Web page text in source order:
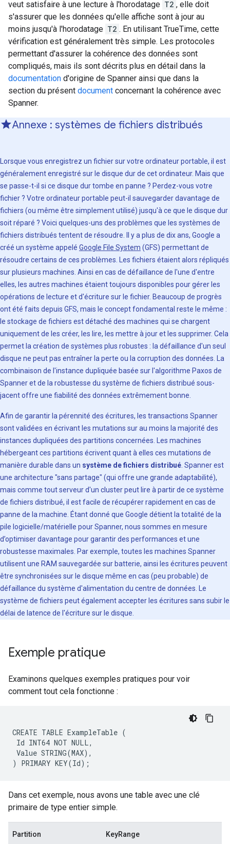
veut satisfaire à une lecture à l'horodatage T2 , elle doit
s'assurer que les données qu'elle affiche sont à jour au
moins jusqu'à l'horodatage T2 . En utilisant TrueTime, cette
vérification est généralement très simple. Les protocoles
permettant d'assurer la cohérence des données sont
compliqués, mais ils sont décrits plus en détail dans la
documentation d'origine de Spanner ainsi que dans la
section du présent document concernant la cohérence avec
Spanner.
Annexe : systèmes de fichiers distribués
Lorsque vous enregistrez un fichier sur votre ordinateur portable, il est
généralement enregistré sur le disque dur de cet ordinateur. Mais que
se passe-t-il si ce disque dur tombe en panne ? Perdez-vous votre
fichier ? Votre ordinateur portable peut-il sauvegarder davantage de
fichiers (ou même être simplement utilisé) jusqu'à ce que le disque dur
soit réparé ? Voici quelques-uns des problèmes que les systèmes de
fichiers distribués tentent de résoudre. Il y a plus de dix ans, Google a
créé un système appelé Google File System (GFS) permettant de
résoudre certains de ces problèmes. Les fichiers étaient alors répliqués
sur plusieurs machines. Ainsi en cas de défaillance de l'une d'entre
elles, les autres machines étaient toujours disponibles pour gérer les
opérations de lecture et d'écriture sur le fichier. Beaucoup de progrès
ont été faits depuis GFS, mais le concept fondamental reste le même :
le stockage de fichiers est détaché des machines qui se chargent
uniquement de les créer, les lire, les mettre à jour et les supprimer. Cela
permet la création de systèmes plus robustes : la défaillance d'un seul
disque ne peut pas entraîner la perte ou la corruption des données. La
combinaison de l'instance dupliquée basée sur l'algorithme Paxos de
Spanner et de la robustesse du système de fichiers distribué sous-
jacent offre une fiabilité des données extrêmement bonne.
Afin de garantir la pérennité des écritures, les transactions Spanner
sont validées en écrivant les mutations sur au moins la majorité des
instances dupliquées des partitions concernées. Les machines
hébergeant ces partitions écrivent quant à elles ces mutations de
manière durable dans un système de fichiers distribué . Spanner est
une architecture "sans partage" (qui offre une grande adaptabilité),
mais comme tout serveur d'un cluster peut lire à partir de ce système
de fichiers distribué, il est facile de récupérer rapidement en cas de
panne de la machine. Étant donné que Google détient la totalité de la
pile logicielle/matérielle pour Spanner, nous sommes en mesure
d’optimiser davantage pour garantir des performances et une
robustesse maximales. Par exemple, toutes les machines Spanner
utilisent une RAM sauvegardée sur batterie, ainsi les écritures peuvent
être synchronisées sur le disque même en cas (peu probable) de
défaillance du système d'alimentation du centre de données. Le
système de fichiers peut également accepter les écritures sans subir le
délai de latence de l'écriture sur le disque.
Exemple pratique
Examinons quelques exemples pratiques pour voir
comment tout cela fonctionne :
CREATE TABLE ExampleTable (
Id INT64 NOT NULL,
Value STRING(MAX),
Dans cet exemple, nous avons une table avec une clé
primaire de type entier simple.
Partition KeyRange